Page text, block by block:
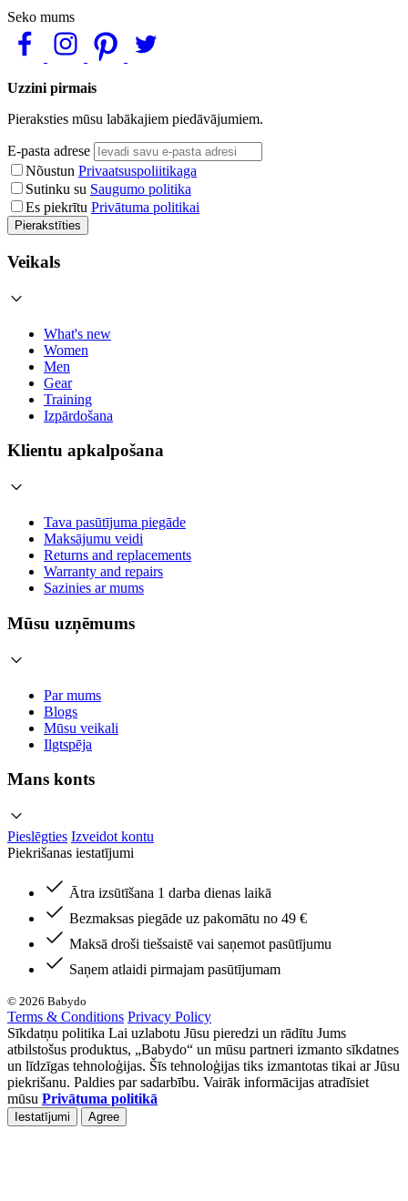
Seko mums
Uzzini pirmais
Pieraksties mūsu labākajiem piedāvājumiem.
E-pasta adrese
Nõustun Privaatsuspoliitikaga
Sutinku su Saugumo politika
Es piekrītu Privātuma politikai
Pierakstīties
Veikals
What's new
Women
Men
Gear
Training
Izpārdošana
Klientu apkalpošana
Tava pasūtījuma piegāde
Maksājumu veidi
Returns and replacements
Warranty and repairs
Sazinies ar mums
Mūsu uzņēmums
Par mums
Blogs
Mūsu veikali
Ilgtspēja
Mans konts
Pieslēgties Izveidot kontu
Piekrišanas iestatījumi
Ātra izsūtīšana 1 darba dienas laikā
Bezmaksas piegāde uz pakomātu no 49 €
Maksā droši tiešsaistē vai saņemot pasūtījumu
Saņem atlaidi pirmajam pasūtījumam
© 2026 Babydo
Terms & Conditions Privacy Policy
Sīkdatņu politika Lai uzlabotu Jūsu pieredzi un rādītu Jums
atbilstošus produktus, „Babydo“ un mūsu partneri izmanto sīkdatnes
un līdzīgas tehnoloģijas. Šīs tehnoloģijas tiks izmantotas tikai ar Jūsu
piekrišanu. Paldies par sadarbību. Vairāk informācijas atradīsiet
mūsu Privātuma politikā
Iestatījumi Agree